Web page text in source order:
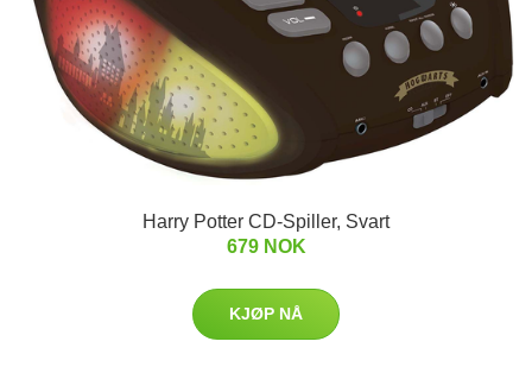
Harry Potter CD-Spiller, Svart
679 NOK
KJØP NÅ